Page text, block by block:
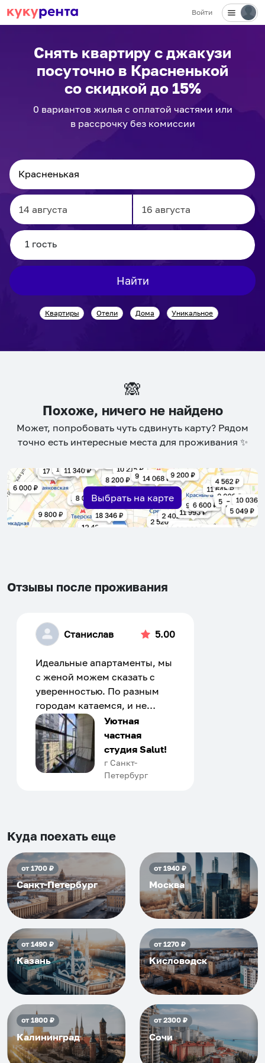
Войти
Снять квартиру с джакузи
посуточно в Красненькой
со скидкой до 15%
0 вариантовжилья с оплатой частями или
в рассрочку без комиссии
Navigate
forward
to
interact
with
calendar
question
mark
key
get
the
keyboard
shortcuts
for
Navigate
to
interact
with
calendar
Press
question
mark
key
get
the
keyboard
shortcuts
for
Найти
Квартиры Отели Дома Уникальное
🙈
Похоже, ничего не найдено
Может, попробовать чуть сдвинуть карту? Рядом
точно есть интересные места для проживания ✨
Выбрать на карте
Отзывы после проживания
Станислав 5.00
Идеальные апартаменты, мы
с женой можем сказать с
уверенностью. По разным
городам катаемся, и не
только в России. Сервис на
отличном уровне. Хозяин
апартаментов доброй души
человек, всегда можно
договориться, подскажет
приезжать еще...
Уютная
частная
студия Salut!
г Санкт-
Петербург
Куда поехать еще
от1700₽
Санкт-Петербург
от1940₽
Москва
от1490₽
Казань
от1270₽
Кисловодск
от1800₽
Калининград
от2300₽
Сочи